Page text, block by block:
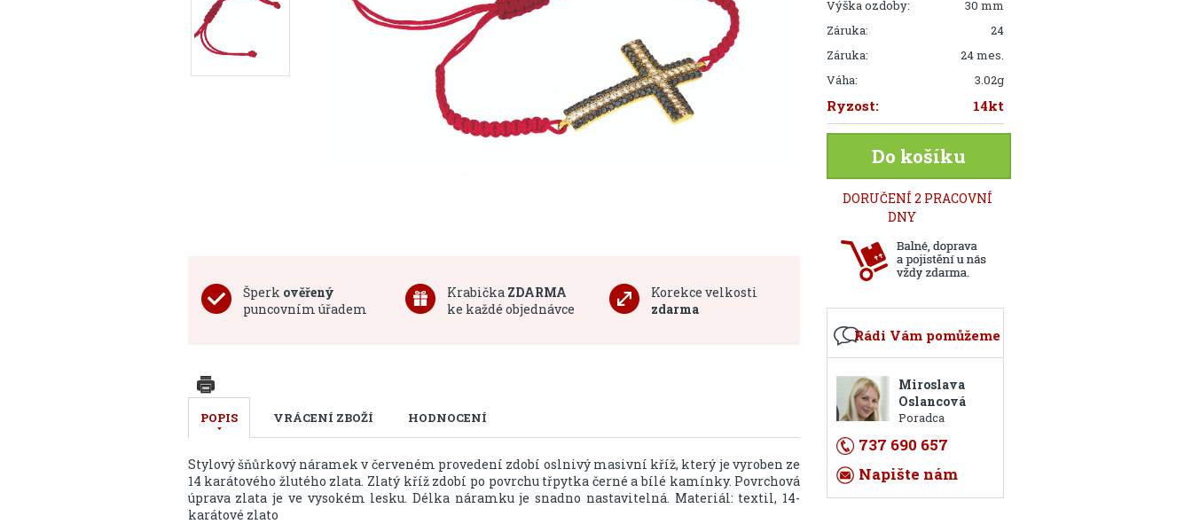
Šperk ověřený
puncovním úřadem
Krabička ZDARMA
ke každé objednávce
Korekce velkosti
zdarma
POPIS VRÁCENÍ ZBOŽÍ HODNOCENÍ
Stylový šňůrkový náramek v červeném provedení zdobí oslnivý masivní kříž, který je vyroben ze
14 karátového žlutého zlata. Zlatý kříž zdobí po povrchu třpytka černé a bílé kamínky. Povrchová
úprava zlata je ve vysokém lesku. Délka náramku je snadno nastavitelná. Materiál: textil, 14-
karátové zlato
Výška ozdoby:
30 mm
Záruka:
24
Záruka:
24 mes.
Váha:
3.02g
Ryzost: 14kt
Do košíku
DORUČENÍ 2 PRACOVNÍ
DNY
Rádi Vám pomůžeme
Miroslava
Oslancová
Poradca
737 690 657
Napište nám